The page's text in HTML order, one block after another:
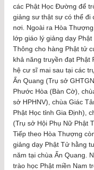
các Phật Học Đường để
giảng sư thật sự có thể đi
nơi. Ngoài ra Hòa
lớp giáo lý giảng dạy Phật
Thông cho hàng Phật tử
khả năng truyền đạt Phật
hệ cư sĩ mai sau tại các
Ấn Quang (Trụ sở
Phước Hòa (Bàn Cờ),
sở HPHNV), chùa Giác
Phật Học tỉnh Gia Định),
(Trụ sở Hội Phụ Nữ Phật
Tiếp theo Hòa Thượng
giảng dạy Phật Tử hằng
năm tại chùa Ấn Quang.
trào học Phật miền Nam